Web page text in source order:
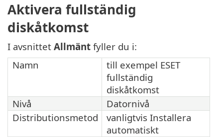
Aktivera fullständig
diskåtkomst
I avsnittet Allmänt fyller du i:
Namn
till exempel ESET
fullständig
diskåtkomst
Nivå
Datornivå
Distributionsmetod
vanligtvis Installera
automatiskt